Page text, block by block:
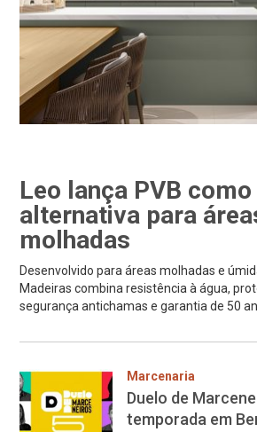
Leo lança PVB
alternativa para
molhadas
Desenvolvido para áreas molhadas e
Madeiras combina resistência à água,
segurança antichamas e garantia de 50
Marcenaria
Duelo de
temporada em